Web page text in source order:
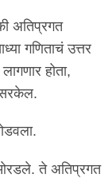
अतिप्रगत
गणिताचं उत्तर
होता,
सरकेल.
ते अतिप्रगत